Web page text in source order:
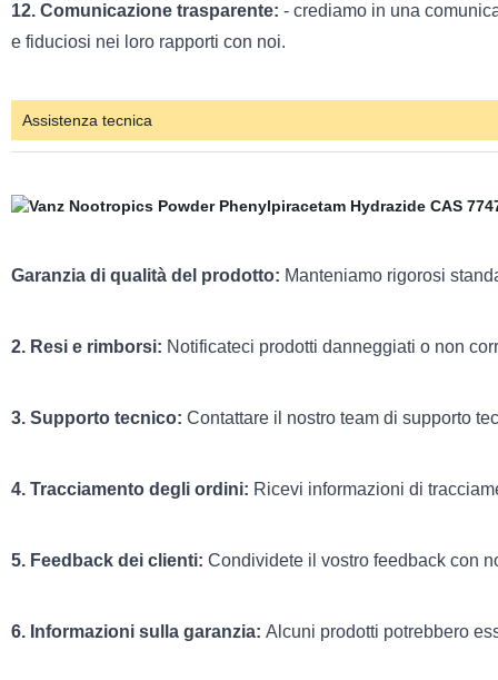
12. Comunicazione trasparente: - crediamo in una
e fiduciosi nei loro rapporti con noi.
Assistenza tecnica
Garanzia di qualità del prodotto: Manteniamo rigorosi
2. Resi e rimborsi: Notificateci prodotti danneggiati o non
3. Supporto tecnico: Contattare il nostro team di supporto
4. Tracciamento degli ordini: Ricevi informazioni di
5. Feedback dei clienti: Condividete il vostro feedback con
6. Informazioni sulla garanzia: Alcuni prodotti potrebbero